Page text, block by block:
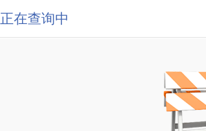
正在查询中